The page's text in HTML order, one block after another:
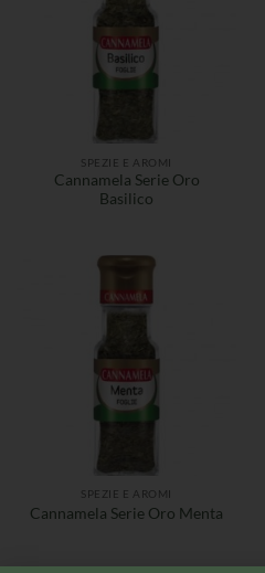
SPEZIE E AROMI
Cannamela Serie Oro
Basilico
SPEZIE E AROMI
Cannamela Serie Oro Menta